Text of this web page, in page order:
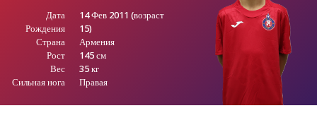
Дата
Рождения
Страна
Рост
Вес
Сильная нога
14 Фев 2011 (возраст
15)
Армения
145 см
35 кг
Правая